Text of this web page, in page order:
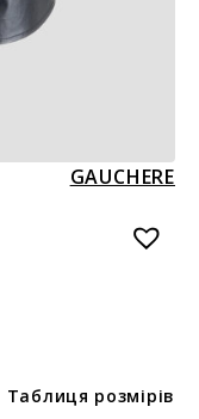
GAUCHERE
Таблиця розмірів